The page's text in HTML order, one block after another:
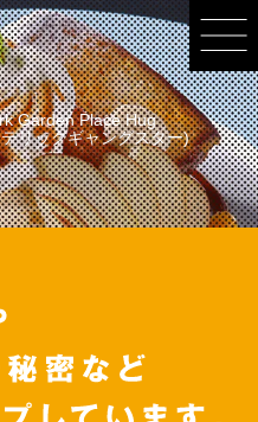
Garden Place Hug
リックギャングスター)